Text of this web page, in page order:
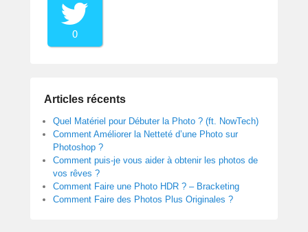
0
Articles récents
Quel Matériel pour Débuter la Photo ? (ft. NowTech)
Comment Améliorer la Netteté d’une Photo sur
Photoshop ?
Comment puis-je vous aider à obtenir les photos de
vos rêves ?
Comment Faire une Photo HDR ? – Bracketing
Comment Faire des Photos Plus Originales ?